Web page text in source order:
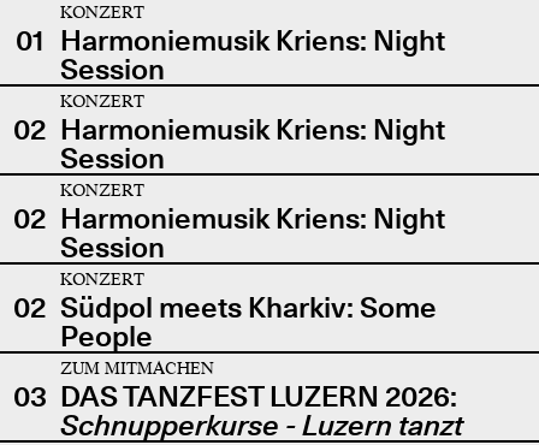
01
KONZERT
Harmoniemusik Kriens: Night
Session
02
KONZERT
Harmoniemusik Kriens: Night
Session
02
KONZERT
Harmoniemusik Kriens: Night
Session
02
KONZERT
Südpol meets Kharkiv: Some
People
03
ZUM MITMACHEN
DAS TANZFEST LUZERN 2026:
Schnupperkurse - Luzern tanzt